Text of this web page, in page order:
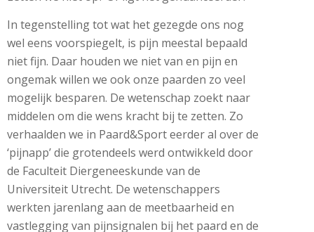
In tegenstelling tot wat het gezegde ons nog
wel eens voorspiegelt, is pijn meestal bepaald
niet fijn. Daar houden we niet van en pijn en
ongemak willen we ook onze paarden zo veel
mogelijk besparen. De wetenschap zoekt naar
middelen om die wens kracht bij te zetten. Zo
verhaalden we in Paard&Sport eerder al over de
‘pijnapp’ die grotendeels werd ontwikkeld door
de Faculteit Diergeneeskunde van de
Universiteit Utrecht. De wetenschappers
werkten jarenlang aan de meetbaarheid en
vastlegging van pijnsignalen bij het paard en de